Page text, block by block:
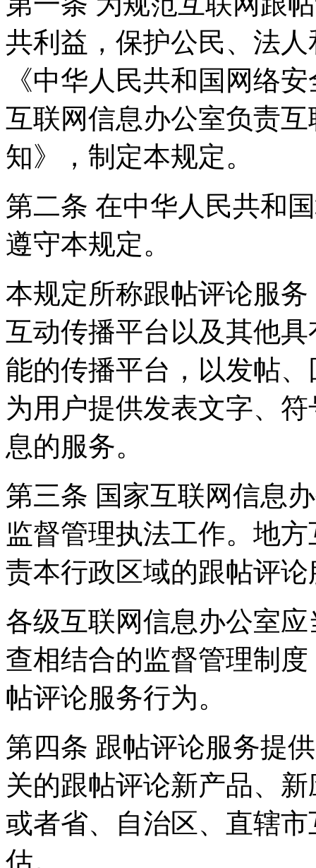
共利益，保护公民、法
《中华人民共和国网络
互联网信息办公室负责
知》，制定本规定。
第二条 在中华人民共和
遵守本规定。
本规定所称跟帖评论服
互动传播平台以及其他
能的传播平台，以发帖
为用户提供发表文字、
息的服务。
第三条 国家互联网信息
监督管理执法工作。地
责本行政区域的跟帖评
各级互联网信息办公室
查相结合的监督管理制
帖评论服务行为。
第四条 跟帖评论服务提
关的跟帖评论新产品、
或者省、自治区、直辖
估。